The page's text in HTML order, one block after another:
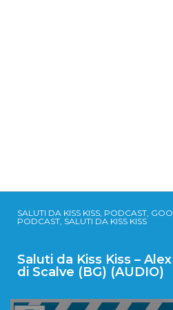
SALUTI DA KISS KISS, PODCAST,
PODCAST, SALUTI DA KISS KISS
Saluti da Kiss Kiss –
di Scalve (BG) (AUDIO)